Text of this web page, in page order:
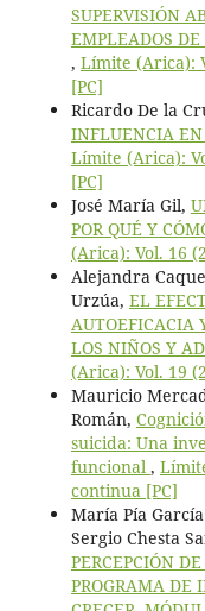
SUPERVISIÓN
EMPLEADOS
, Límite (Arica):
[PC]
Ricardo De la
INFLUENCIA EN
Límite (Arica):
[PC]
José María Gil,
POR QUÉ Y
(Arica): Vol. 16
Alejandra
Urzúa, EL
AUTOEFICACIA
LOS NIÑOS Y
(Arica): Vol. 19
Mauricio
Román,
suicida: Una
funcional ,
continua [PC]
María Pía
Sergio Chesta
PERCEPCIÓN
PROGRAMA DE